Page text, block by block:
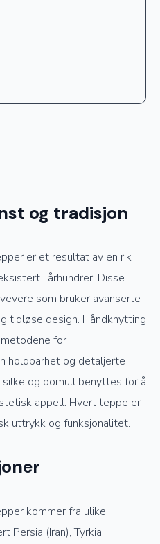
og tradisjon
er et resultat av en rik
i århundrer. Disse
som bruker avanserte
tidløse design. Håndknytting
for
holdbarhet og detaljerte
og bomull benyttes for å
appell. Hvert teppe er
uttrykk og funksjonalitet.
kommer fra ulike
Persia (Iran), Tyrkia,